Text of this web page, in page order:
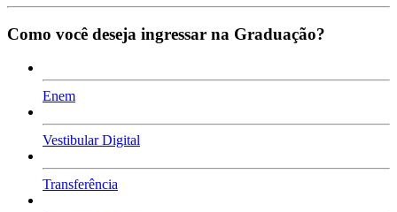
Como você deseja ingressar na Graduação?
Enem
Vestibular Digital
Transferência